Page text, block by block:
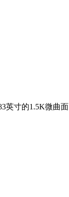
英寸的1.5K微曲面